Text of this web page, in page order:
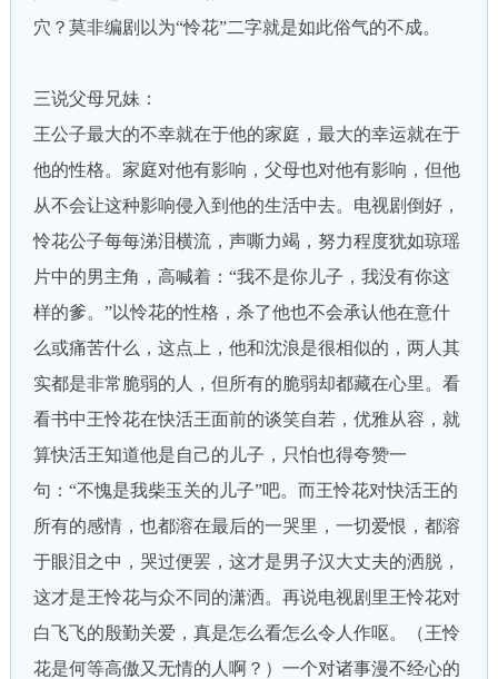
穴？莫非编剧以为“怜花”二字就是如此俗气的不成。
三说父母兄妹：
王公子最大的不幸就在于他的家庭，最大的幸运就在于
他的性格。家庭对他有影响，父母也对他有影响，但他
从不会让这种影响侵入到他的生活中去。电视剧倒好，
怜花公子每每涕泪横流，声嘶力竭，努力程度犹如琼瑶
片中的男主角，高喊着：“我不是你儿子，我没有你这
样的爹。”以怜花的性格，杀了他也不会承认他在意什
么或痛苦什么，这点上，他和沈浪是很相似的，两人其
实都是非常脆弱的人，但所有的脆弱却都藏在心里。看
看书中王怜花在快活王面前的谈笑自若，优雅从容，就
算快活王知道他是自己的儿子，只怕也得夸赞一
句：“不愧是我柴玉关的儿子”吧。而王怜花对快活王的
所有的感情，也都溶在最后的一哭里，一切爱恨，都溶
于眼泪之中，哭过便罢，这才是男子汉大丈夫的洒脱，
这才是王怜花与众不同的潇洒。再说电视剧里王怜花对
白飞飞的殷勤关爱，真是怎么看怎么令人作呕。（王怜
花是何等高傲又无情的人啊？）一个对诸事漫不经心的